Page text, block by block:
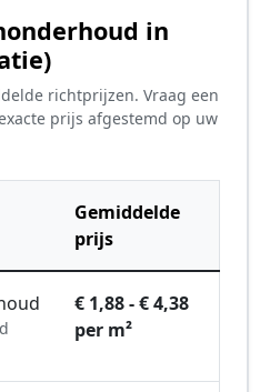
in
richtprijzen. Vraag een
prijs afgestemd op uw
Gemiddelde
prijs
€ 1,88 - € 4,38
per m²